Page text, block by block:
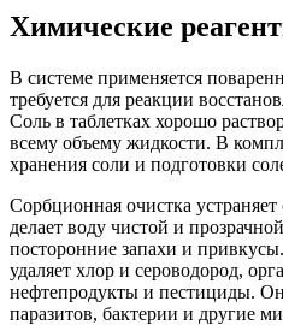
Химические
В системе применяется
требуется для реакции
Соль в таблетках хорошо
всему объему жидкости. В
хранения соли и подготовки
Сорбционная очистка
делает воду чистой и
посторонние запахи и
удаляет хлор и сероводород,
нефтепродукты и пестициды.
паразитов, бактерии и другие